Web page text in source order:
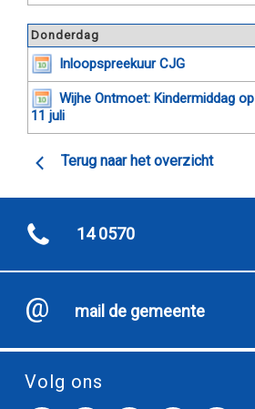
Donderdag
Inloopspreekuur CJG
Wijhe Ontmoet: Kindermiddag op
11 juli
Terug naar het overzicht
14 0570
mail de gemeente
Volg ons